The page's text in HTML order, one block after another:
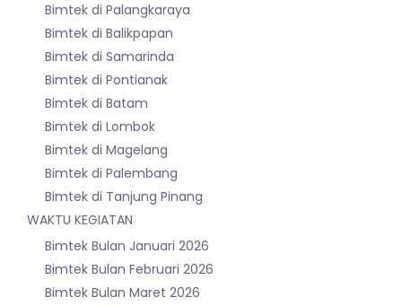
Bimtek di Palangkaraya
Bimtek di Balikpapan
Bimtek di Samarinda
Bimtek di Pontianak
Bimtek di Batam
Bimtek di Lombok
Bimtek di Magelang
Bimtek di Palembang
Bimtek di Tanjung Pinang
WAKTU KEGIATAN
Bimtek Bulan Januari 2026
Bimtek Bulan Februari 2026
Bimtek Bulan Maret 2026